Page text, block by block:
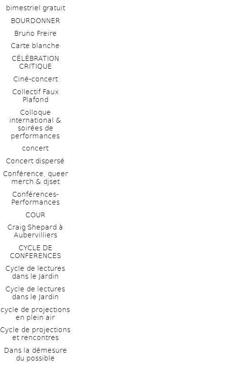
bimestriel gratuit
BOURDONNER
Bruno Freire
Carte blanche
CÉLÉBRATION
CRITIQUE
Ciné-concert
Collectif Faux
Plafond
Colloque
international &
soirées de
performances
concert
Concert dispersé
Conférence, queer
merch & djset
Conférences-
Performances
COUR
Craig Shepard à
Aubervilliers
CYCLE DE
CONFERENCES
Cycle de lectures
dans le Jardin
Cycle de lectures
dans le Jardin
cycle de projections
en plein air
Cycle de projections
et rencontres
Dans la démesure
du possible